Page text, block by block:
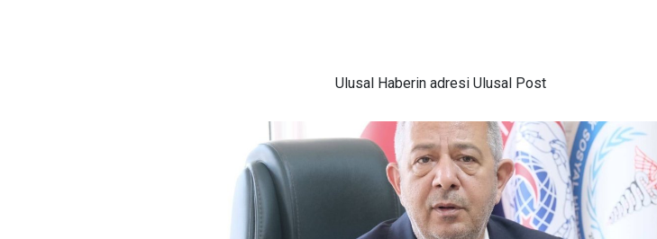
Ulusal Haberin adresi Ulusal Post